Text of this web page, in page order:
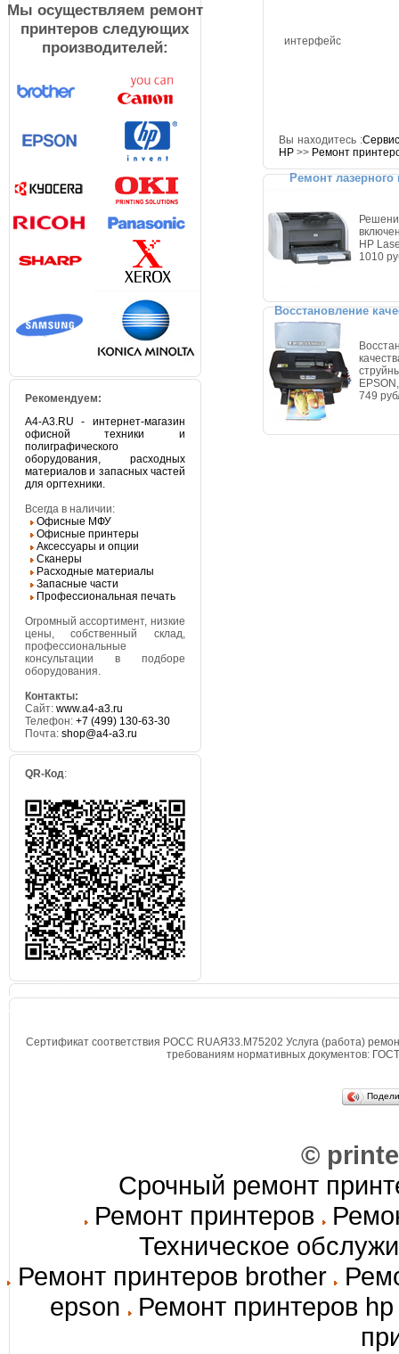
Мы осуществляем ремонт
принтеров следующих
производителей:
Рекомендуем:
A4-A3.RU - интернет-магазин
офисной техники и
полиграфического
оборудования, расходных
материалов и запасных частей
для оргтехники.
Всегда в наличии:
Офисные МФУ
Офисные принтеры
Аксессуары и опции
Сканеры
Расходные материалы
Запасные части
Профессиональная печать
Огромный ассортимент, низкие
цены, собственный склад,
профессиональные
консультации в подборе
оборудования.
Контакты:
Сайт: www.a4-a3.ru
Телефон: +7 (499) 130-63-30
Почта: shop@a4-a3.ru
QR-Код:
интерфейс
Вы находитесь :
HP >> Pемонт
Ремонт лазерного
HP
1010
Восстановление
749
Сертификат соответствия РОСС RUАЯ33.М75202 Услуга (работа)
требованиям нормативных документов:
©
Срочный ремонт
Ремонт принтеров
Техническое
Ремонт принтеров brother
epson Ремонт принтеров hp